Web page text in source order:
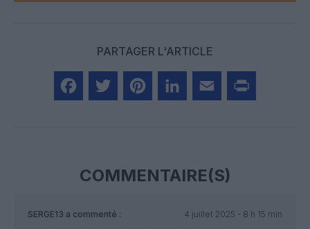
PARTAGER L'ARTICLE
COMMENTAIRE(S)
SERGE13 a commenté :
4 juillet 2025 - 8 h 15 min